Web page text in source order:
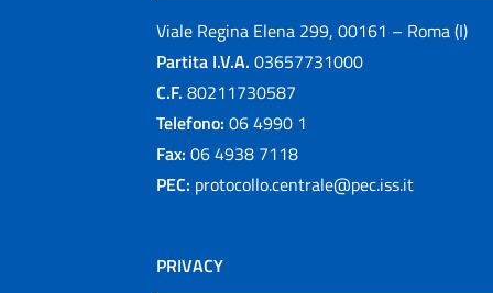
Viale Regina Elena 299, 00161 – Roma (I)
Partita I.V.A. 03657731000
C.F. 80211730587
Telefono: 06 4990 1
Fax: 06 4938 7118
PEC: protocollo.centrale@pec.iss.it
PRIVACY